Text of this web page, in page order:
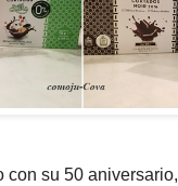
con su 50 aniversario,